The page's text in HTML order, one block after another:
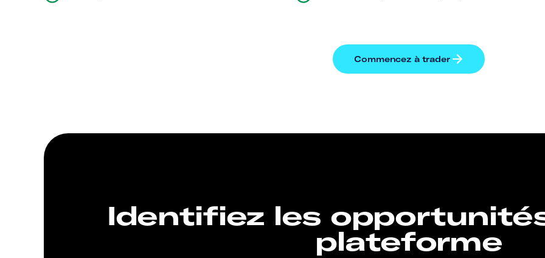
Identifiez les
plateforme